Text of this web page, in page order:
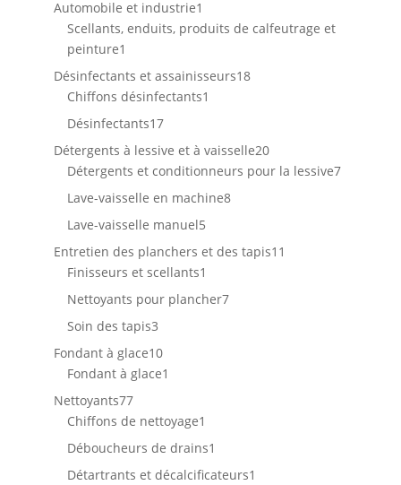
produits
Automobile et industrie1
produit
Scellants, enduits, produits de calfeutrage et
peinture1
produit
Désinfectants et assainisseurs1818
Chiffons désinfectants1
Désinfectants1717
produits
Détergents à lessive et à vaisselle2020
produits
Détergents et conditionneurs pour la lessive77
Lave-vaisselle en machine88
Lave-vaisselle manuel55
produits
Entretien des planchers et des tapis11
Finisseurs et scellants1
produit
Nettoyants pour plancher77
Soin des tapis33
produits
Fondant à glace1010
produits
Fondant à glace1
Nettoyants7777
produits
Chiffons de nettoyage1
produit
Déboucheurs de drains1
produit
Détartrants et décalcificateurs1